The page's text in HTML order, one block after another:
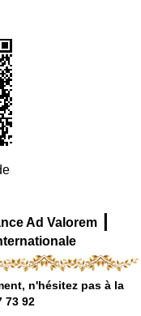
Ad Valorem |
n'hésitez pas à la
73 92